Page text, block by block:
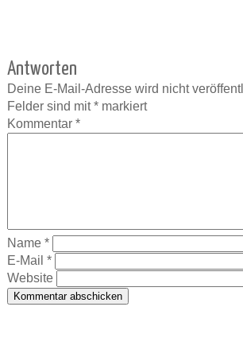
Antworten
Deine E-Mail-Adresse wird nicht
Felder sind mit*markiert
Kommentar *
Name *
E-Mail *
Website